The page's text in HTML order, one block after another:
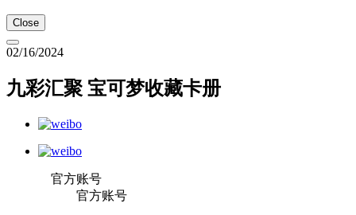
Close
02/16/2024
九彩汇聚 宝可梦收藏卡册
官方账号
官方账号